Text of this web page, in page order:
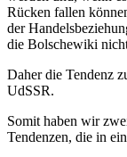
Rücken fallen
der
die Bolschewiki
Daher die Tendenz
UdSSR.
Somit haben wir
Tendenzen, die in